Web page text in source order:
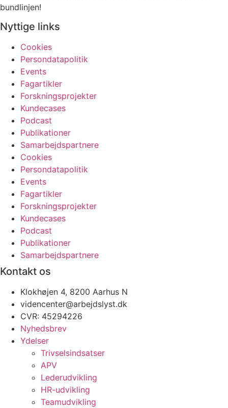
bundlinjen!
Nyttige links
Cookies
Persondatapolitik
Events
Fagartikler
Forskningsprojekter
Kundecases
Podcast
Publikationer
Samarbejdspartnere
Cookies
Persondatapolitik
Events
Fagartikler
Forskningsprojekter
Kundecases
Podcast
Publikationer
Samarbejdspartnere
Kontakt os
Klokhøjen 4, 8200 Aarhus N
videncenter@arbejdslyst.dk
CVR: 45294226
Nyhedsbrev
Ydelser
Trivselsindsatser
APV
Lederudvikling
HR-udvikling
Teamudvikling